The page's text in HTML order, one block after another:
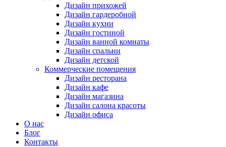
Дизайн прихожей
Дизайн гардеробной
Дизайн кухни
Дизайн гостиной
Дизайн ванной комнаты
Дизайн спальни
Дизайн детской
Коммерческие помещения
Дизайн ресторана
Дизайн кафе
Дизайн магазина
Дизайн салона красоты
Дизайн офиса
О нас
Блог
Контакты